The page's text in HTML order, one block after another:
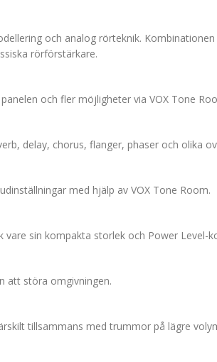
och analog rörteknik.
rörförstärkare.
och fler möjligheter via VOX Tone
delay, chorus, flanger, phaser och olika
med hjälp av VOX Tone Room.
vare sin kompakta storlek och Power
att störa omgivningen.
tillsammans med trummor på lägre